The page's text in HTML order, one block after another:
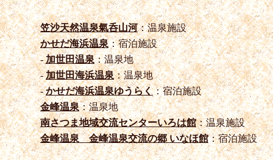
笠沙天然温泉氣呑山河：温泉施設
かせだ海浜温泉：宿泊施設
-加世田温泉：温泉地
-加世田海浜温泉：温泉地
-かせだ海浜温泉ゆうらく：宿泊施設
金峰温泉：温泉地
南さつま地域交流センターいろは館：温泉施設
金峰温泉 金峰温泉交流の郷 いなほ館：宿泊施設